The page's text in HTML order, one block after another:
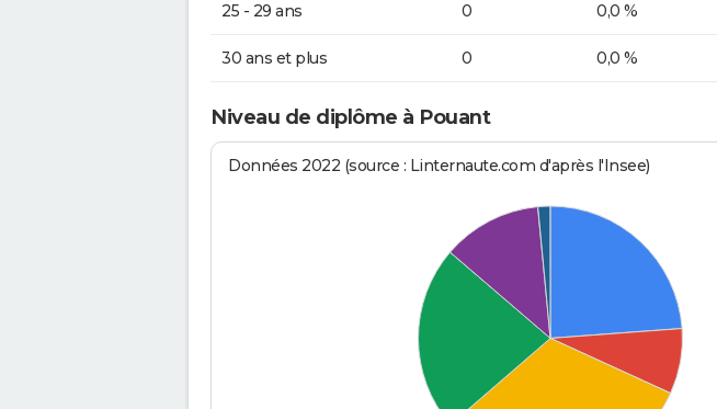
25 - 29 ans 0 0,0 %
30 ans et plus 0 0,0 %
Niveau de diplôme à Pouant
Données 2022 (source : Linternaute.com d'après l'Insee)